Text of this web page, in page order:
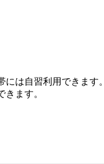
は自習利用できます。
ます。